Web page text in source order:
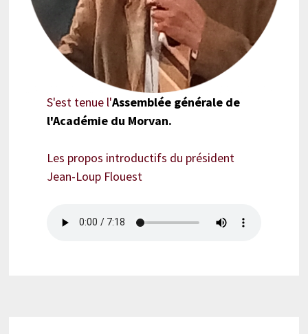
S'est tenue l'Assemblée générale de
l'Académie du Morvan.
Les propos introductifs du président
Jean-Loup Flouest